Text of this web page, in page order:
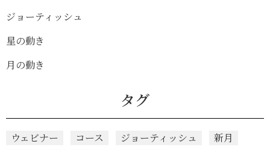
ジョーティッシュ
星の動き
月の動き
タグ
ウェビナー コース ジョーティッシュ
新月